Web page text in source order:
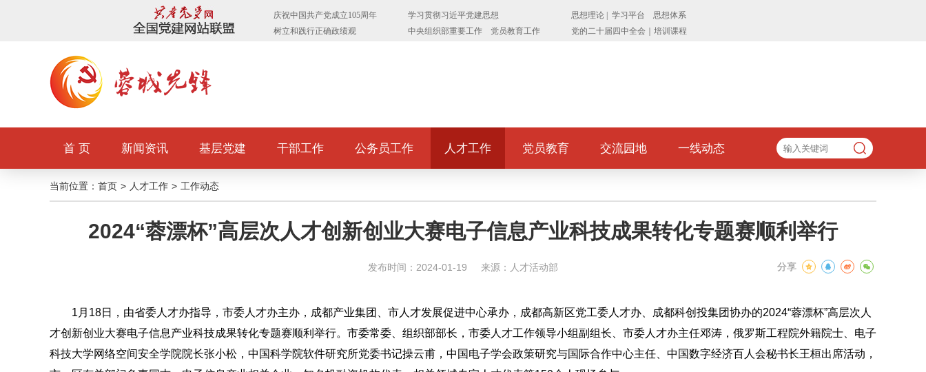
首 页 新闻资讯 基层党建 干部工作 公务员工作 人才工作 党员教育 交流园地 一线动态
当前位置： 首页 > 人才工作 > 工作动态
2024“蓉漂杯”高层次人才创新创业大赛电子信息产业科技成果转化专题赛顺利举行
发布时间：2024-01-19 来源：人才活动部 分享
1月18日，由省委人才办指导，市委人才办主办，成都产业集团、市人才发展促进中心承办，成都高新区党工委人才办、成都科创投集团协办的2024“蓉漂杯”高层次人
才创新创业大赛电子信息产业科技成果转化专题赛顺利举行。市委常委、组织部部长，市委人才工作领导小组副组长、市委人才办主任邓涛，俄罗斯工程院外籍院士、电子
科技大学网络空间安全学院院长张小松，中国科学院软件研究所党委书记操云甫，中国电子学会政策研究与国际合作中心主任、中国数字经济百人会秘书长王桓出席活动，